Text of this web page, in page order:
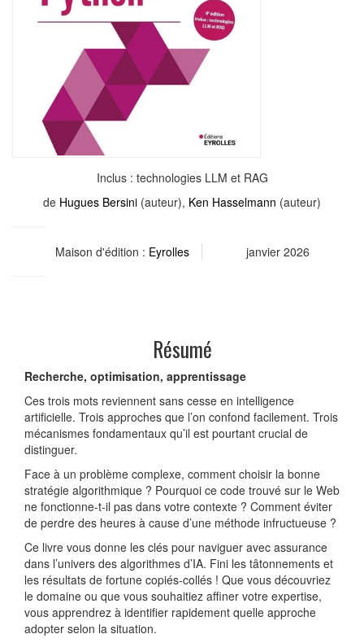
Inclus : technologies LLM et RAG
de Hugues Bersini (auteur), Ken Hasselmann (auteur)
Maison d'édition : Eyrolles janvier 2026
Résumé
Recherche, optimisation, apprentissage
Ces trois mots reviennent sans cesse en intelligence
artificielle. Trois approches que l’on confond facilement. Trois
mécanismes fondamentaux qu’il est pourtant crucial de
distinguer.
Face à un problème complexe, comment choisir la bonne
stratégie algorithmique ? Pourquoi ce code trouvé sur le Web
ne fonctionne-t-il pas dans votre contexte ? Comment éviter
de perdre des heures à cause d’une méthode infructueuse ?
Ce livre vous donne les clés pour naviguer avec assurance
dans l’univers des algorithmes d’IA. Fini les tâtonnements et
les résultats de fortune copiés-collés ! Que vous découvriez
le domaine ou que vous souhaitiez affiner votre expertise,
vous apprendrez à identifier rapidement quelle approche
adopter selon la situation.